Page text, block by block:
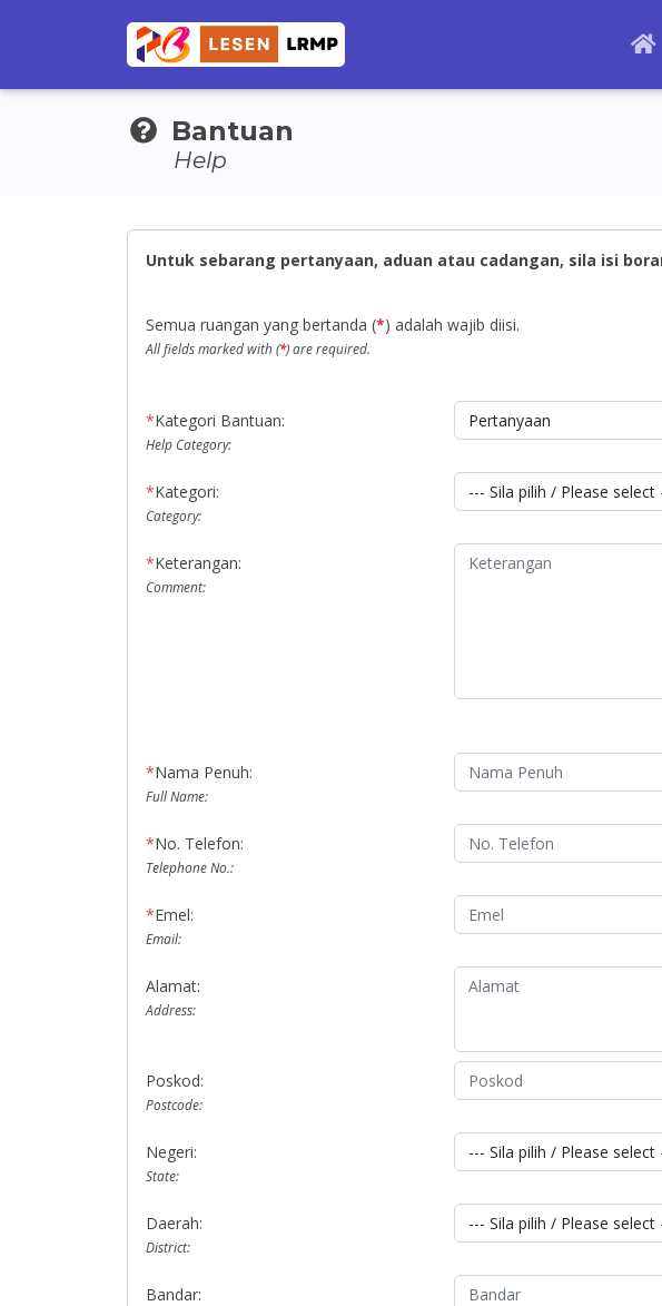
Bantuan
Help
Untuk sebarang pertanyaan, aduan atau cadangan, sila isi
Semua ruangan yang bertanda (*) adalah wajib diisi.
All fields marked with (*) are required.
*Kategori Bantuan:
Help Category:
*Kategori:
Category:
*Keterangan:
Comment:
*Nama Penuh:
Full Name:
*No. Telefon:
Telephone No.:
*Emel:
Email:
Alamat:
Address:
Poskod:
Postcode:
Negeri:
State:
Daerah:
District:
Bandar: